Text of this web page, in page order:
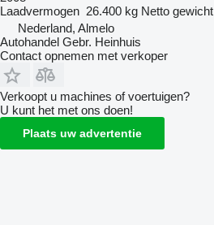
Laadvermogen 26.400 kg Netto gewicht
Nederland, Almelo
Autohandel Gebr. Heinhuis
Contact opnemen met verkoper
Verkoopt u machines of voertuigen?
U kunt het met ons doen!
Plaats uw advertentie